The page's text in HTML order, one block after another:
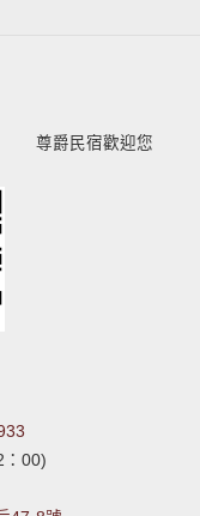
爵民宿歡迎您
：00)